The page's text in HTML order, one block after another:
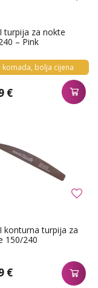
turpija za nokte
– Pink
komada, bolja cijena
€
konturna turpija za
150/240
€